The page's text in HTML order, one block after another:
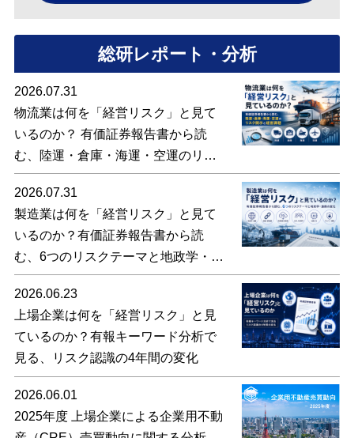
総研レポート・分析
2026.07.31
物流業は何を「経営リスク」と見て
いるのか？ 有価証券報告書から読
む、陸運・倉庫・海運・空運のリス
ク開示と経営課題
2026.07.31
製造業は何を「経営リスク」と見て
いるのか？有価証券報告書から読
む、6つのリスクテーマと地政学・通
商の変化
2026.06.23
上場企業は何を「経営リスク」と見
ているのか？有報キーワード分析で
見る、リスク認識の4年間の変化
2026.06.01
2025年度 上場企業による企業用不動